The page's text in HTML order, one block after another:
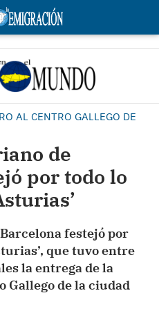
AL CENTRO GALLEGO DE
de
por todo lo
festejó por
que tuvo entre
la entrega de la
Gallego de la ciudad